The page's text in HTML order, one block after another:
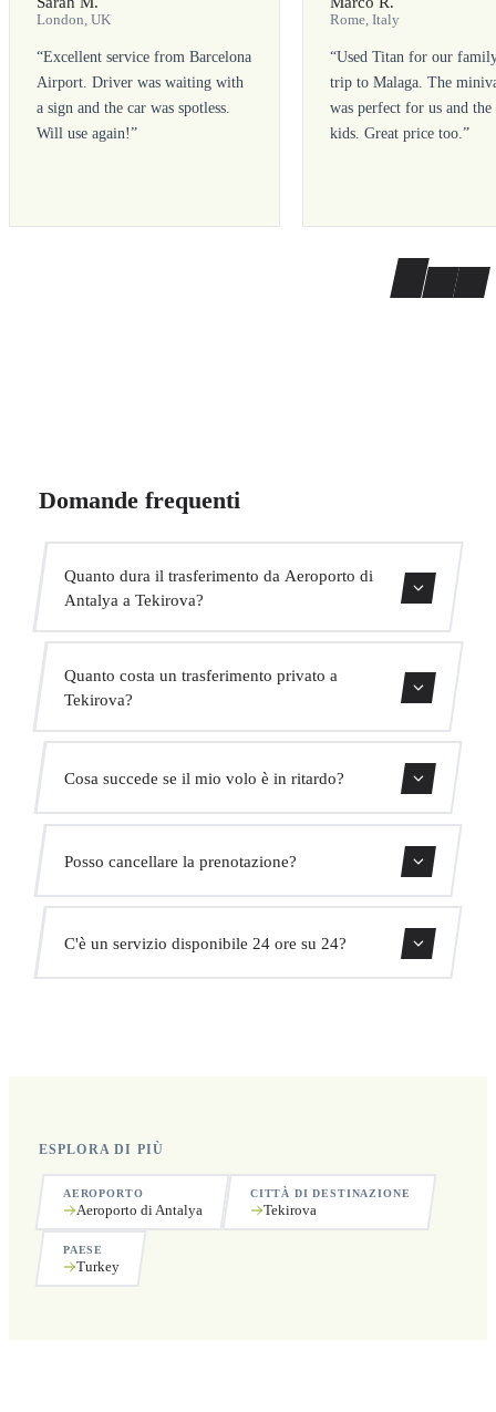
London, UK
“Excellent service from Barcelona
Airport. Driver was waiting with
a sign and the car was spotless.
Will use again!”
Rome, Italy
“Used Titan for our
trip to Malaga. The
was perfect for us and the
kids. Great price too.”
Domande frequenti
Quanto dura il trasferimento da Aeroporto di
Antalya a Tekirova?
Quanto costa un trasferimento privato a
Tekirova?
Cosa succede se il mio volo è in ritardo?
adatterà automaticamente l'orario di ritiro senza costi
aggiuntivi.
Posso cancellare la prenotazione?
Sì, puoi cancellare gratuitamente fino a 24 ore prima del
ritiro.
C'è un servizio disponibile 24 ore su 24?
ESPLORA DI PIÙ
AEROPORTO
Aeroporto di Antalya
CITTÀ DI DESTINAZIONE
Tekirova
PAESE
Turkey